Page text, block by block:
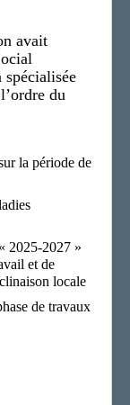
avait
du
la période de
2025-2027 »
et de
locale
de travaux